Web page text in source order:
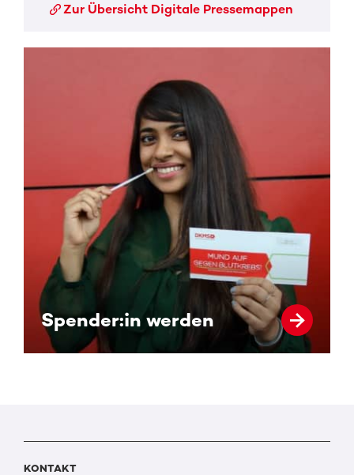
Zur Übersicht Digitale Pressemappen
Spender:in werden
KONTAKT